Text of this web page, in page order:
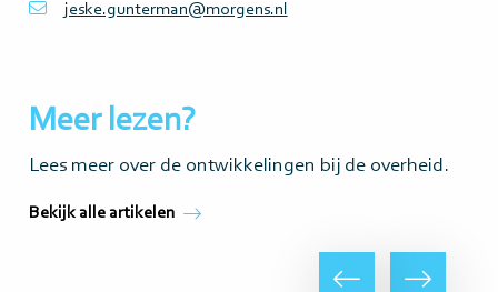
jeske.gunterman@morgens.nl
Meer lezen?
Lees meer over de ontwikkelingen bij de overheid.
Bekijk alle artikelen
Volgende
Vorige